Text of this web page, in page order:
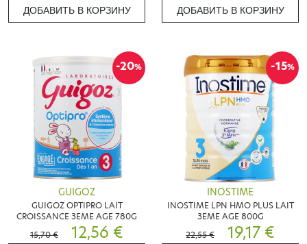
ДОБАВИТЬ В КОРЗИНУ ДОБАВИТЬ В КОРЗИНУ
-20%
GUIGOZ
GUIGOZ OPTIPRO LAIT
CROISSANCE 3EME AGE 780G
15,70 €
12,56 €
-15%
INOSTIME
INOSTIME LPN HMO PLUS LAIT
3EME AGE 800G
22,55 €
19,17 €